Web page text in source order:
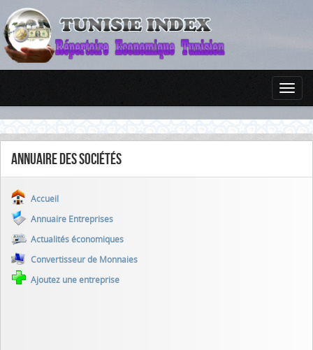
Annuaire des sociétés
Accueil
Annuaire Entreprises
Actualités économiques
Convertisseur de Monnaies
Ajoutez une entreprise